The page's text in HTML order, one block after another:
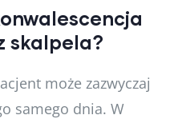
skalpela?
może zazwyczaj
samego dnia. W